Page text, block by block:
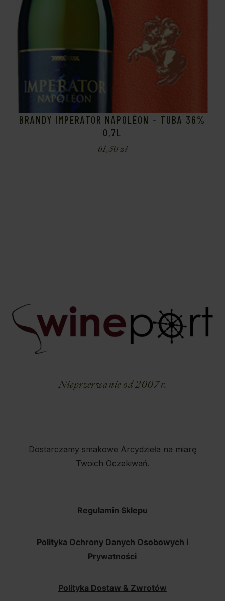
BRANDY IMPERATOR NAPOLÉON – TUBA 36%
0,7L
61,50zł
Nieprzerwanie od 2007 r.
Dostarczamy smakowe Arcydzieła na miarę
Twoich Oczekiwań.
Regulamin Sklepu
Polityka Ochrony Danych Osobowych i
Prywatności
Polityka Dostaw & Zwrotów